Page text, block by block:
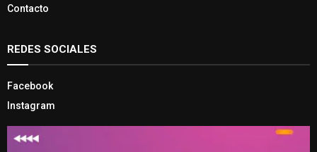
Contacto
REDES SOCIALES
Facebook
Instagram